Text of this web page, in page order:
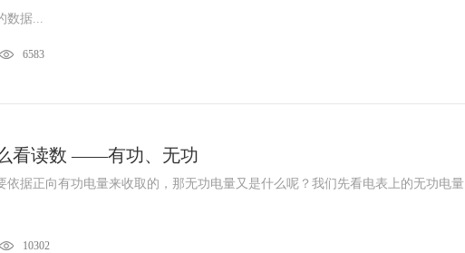
据...
6583
看读数 ——有功、无功
依据正向有功电量来收取的，那无功电量又是什么呢？我们先看电表上的无功电量
10302